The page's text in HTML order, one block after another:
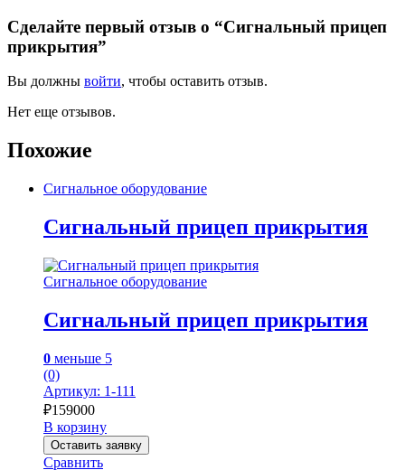
Сделайте первый отзыв о “Сигнальный прицеп
прикрытия”
Вы должны войти, чтобы оставить отзыв.
Нет еще отзывов.
Похожие
Сигнальное оборудование
Сигнальный прицеп прикрытия
Сигнальное оборудование
Сигнальный прицеп прикрытия
0 меньше 5
(0)
Артикул: 1-111
₽159000
В корзину
Оставить заявку
Сравнить